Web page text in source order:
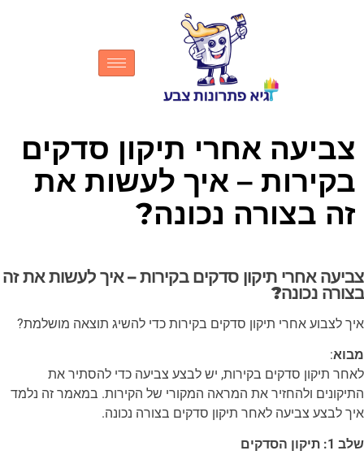
צביעה אחרי תיקון סדקים
בקירות – איך לעשות את
זה בצורה נכונה?
צביעה אחרי תיקון סדקים בקירות – איך לעשות את זה
בצורה נכונה?
איך לצבוע אחרי תיקון סדקים בקירות כדי להשיג תוצאה מושלמת?
מבוא:
לאחר תיקון סדקים בקירות, יש לבצע צביעה כדי להסתיר את
התיקונים ולהחזיר את המראה המקורי של הקירות. במאמר זה נלמד
איך לבצע צביעה לאחר תיקון סדקים בצורה נכונה.
שלב 1: תיקון הסדקים